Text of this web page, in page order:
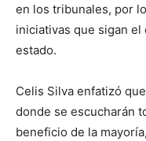
en los tribunales, por
iniciativas que sigan
estado.
Celis Silva enfatizó
donde se escucharán
beneficio de la